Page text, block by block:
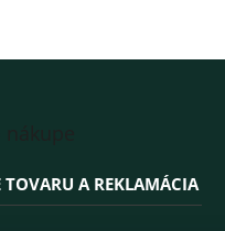
TOVARU A REKLAMÁCIA